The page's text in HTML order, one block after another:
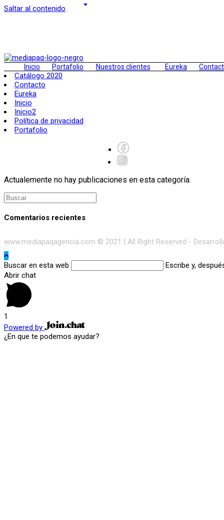
Saltar al contenido
Inicio Portafolio Nuestros clientes Eureka
Catálogo 2020
Contacto
Eureka
Inicio
Inicio2
Política de privacidad
Portafolio
Actualemente no hay publicaciones en esta categoría.
Comentarios recientes
www.mediapaqagencia.com © 2021 | All Right Reserved -
Buscar en esta web
Escribe y,
Abrir chat
1
Powered by
¿En que te podemos ayudar?